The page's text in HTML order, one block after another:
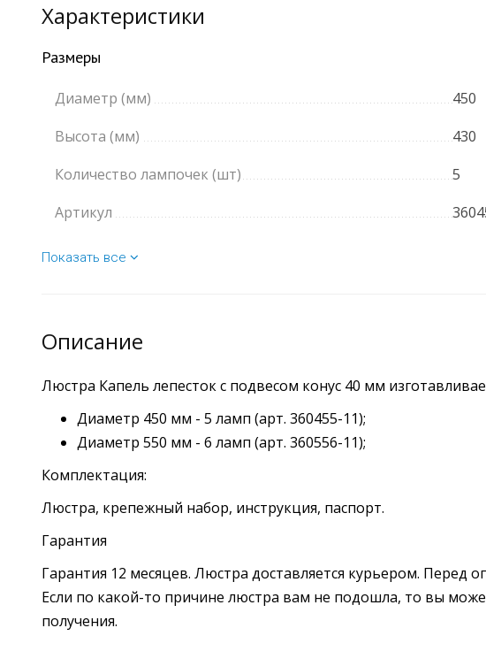
Характеристики
Размеры
Диаметр (мм)
450
Высота (мм)
430
Количество лампочек (шт)
5
Артикул
Показать все
Описание
Люстра Капель лепесток с подвесом конус 40 мм
Диаметр 450 мм - 5 ламп (арт. 360455-11);
Диаметр 550 мм - 6 ламп (арт. 360556-11);
Комплектация:
Люстра, крепежный набор, инструкция, паспорт.
Гарантия
Гарантия 12 месяцев. Люстра доставляется курьером. Перед
Если по какой-то причине люстра вам не подошла, то вы
получения.